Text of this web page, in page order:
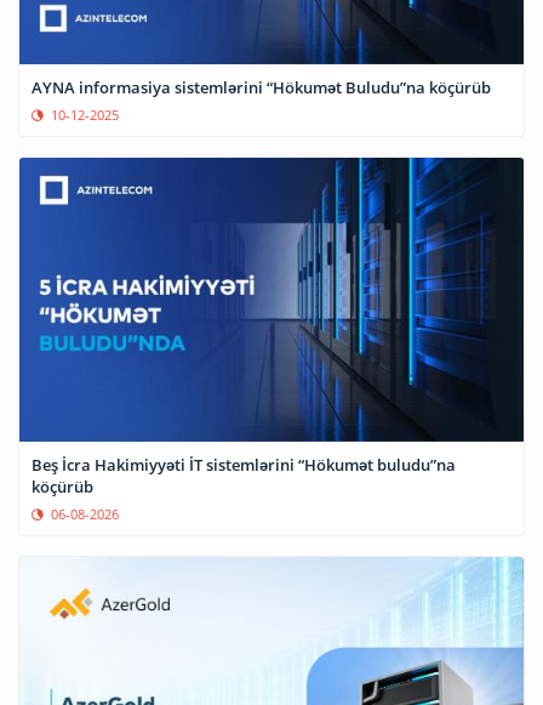
AYNA informasiya sistemlərini “Hökumət Buludu”na köçürüb
10-12-2025
Beş İcra Hakimiyyəti İT sistemlərini “Hökumət buludu”na
köçürüb
06-08-2026